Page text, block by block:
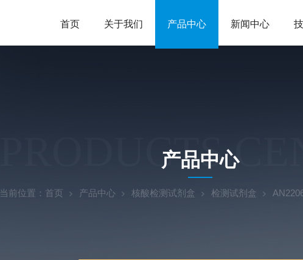
首页 关于我们 产品中心 新闻中心
PRODUCTS
产品中心
当前位置： 首页 产品中心 核酸检测试剂盒 检测试剂盒